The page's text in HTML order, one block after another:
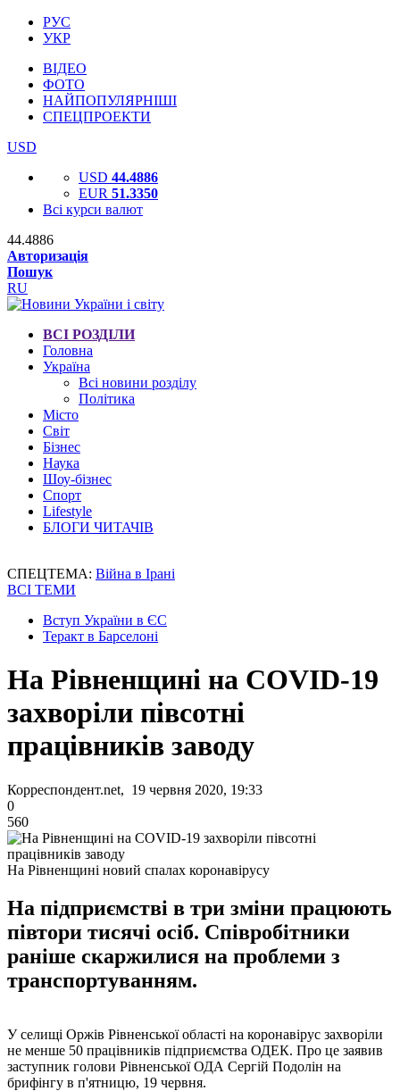
РУС
УКР
ВІДЕО
ФОТО
НАЙПОПУЛЯРНІШІ
СПЕЦПРОЕКТИ
USD
USD 44.4886
EUR 51.3350
Всі курси валют
44.4886
Авторизація
Пошук
RU
ВСІ РОЗДІЛИ
Головна
Україна
Всі новини розділу
Політика
Місто
Світ
Бізнес
Наука
Шоу-бізнес
Спорт
Lifestyle
БЛОГИ ЧИТАЧІВ
СПЕЦТЕМА: Війна в Ірані
ВСІ ТЕМИ
Вступ України в ЄС
Теракт в Барселоні
На Рівненщині на COVID-19
захворіли півсотні
працівників заводу
Корреспондент.net, 19 червня 2020, 19:33
0
560
На Рівненщині новий спалах коронавірусу
На підприємстві в три зміни працюють
півтори тисячі осіб. Співробітники
раніше скаржилися на проблеми з
транспортуванням.
У селищі Оржів Рівненської області на коронавірус захворіли
не менше 50 працівників підприємства ОДЕК. Про це заявив
заступник голови Рівненської ОДА Сергій Подолін на
брифінгу в п'ятницю, 19 червня.